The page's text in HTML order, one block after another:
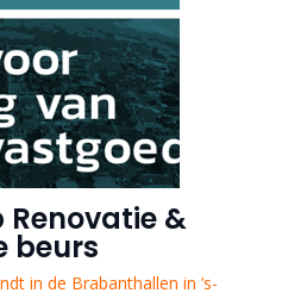
Renovatie &
beurs
in de Brabanthallen in ’s-